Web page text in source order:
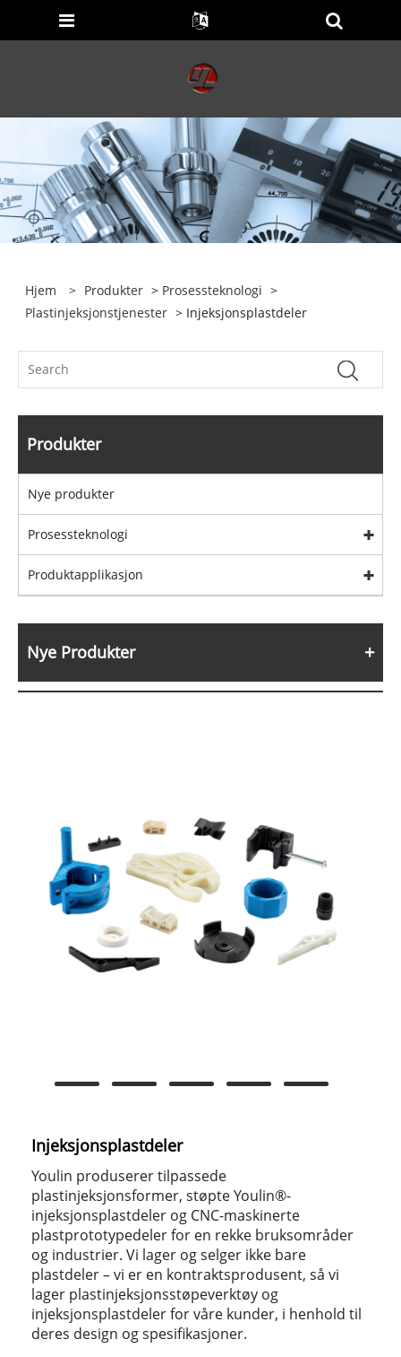
Hjem > Produkter > Prosessteknologi >
Plastinjeksjonstjenester > Injeksjonsplastdeler
Produkter
Nye produkter
Prosessteknologi
Produktapplikasjon
Nye Produkter
Injeksjonsplastdeler
Youlin produserer tilpassede
plastinjeksjonsformer, støpte Youlin®-
injeksjonsplastdeler og CNC-maskinerte
plastprototypedeler for en rekke bruksområder
og industrier. Vi lager og selger ikke bare
plastdeler – vi er en kontraktsprodusent, så vi
lager plastinjeksjonsstøpeverktøy og
injeksjonsplastdeler for våre kunder, i henhold til
deres design og spesifikasjoner.